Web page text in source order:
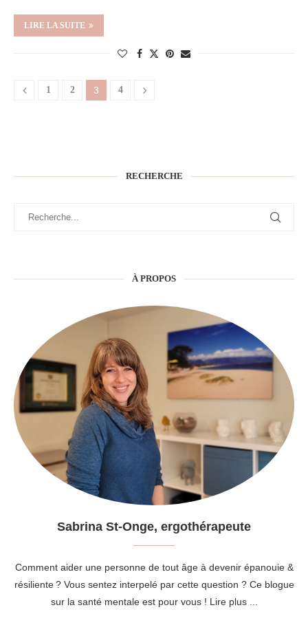
LIRE LA SUITE
1 2 3 4
RECHERCHE
À PROPOS
Sabrina St-Onge, ergothérapeute
Comment aider une personne de tout âge à devenir épanouie &
résiliente ? Vous sentez interpelé par cette question ? Ce blogue
sur la santé mentale est pour vous ! Lire plus ...